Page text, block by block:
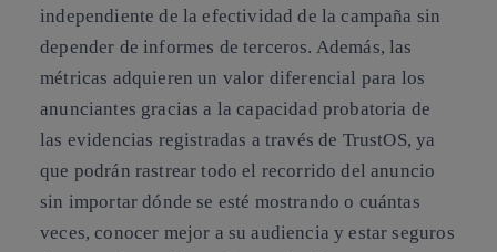
independiente de la efectividad de la campaña sin
depender de informes de terceros. Además, las
métricas adquieren un valor diferencial para los
anunciantes gracias a la capacidad probatoria de
las evidencias registradas a través de TrustOS, ya
que podrán rastrear todo el recorrido del anuncio
sin importar dónde se esté mostrando o cuántas
veces, conocer mejor a su audiencia y estar seguros